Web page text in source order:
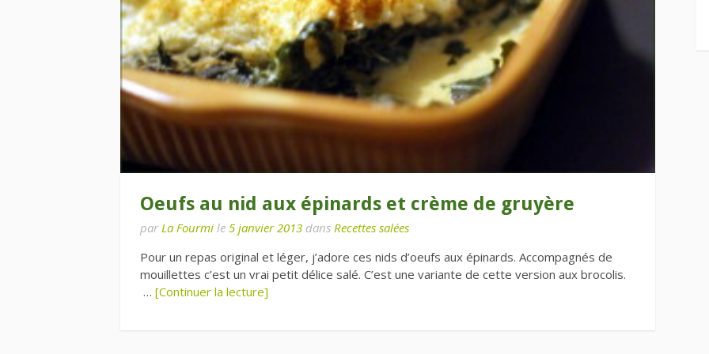
Oeufs au nid aux épinards et crème de gruyère
par La Fourmi le 5 janvier 2013 dans Recettes salées
Pour un repas original et léger, j’adore ces nids d’oeufs aux épinards. Accompagnés de
mouillettes c’est un vrai petit délice salé. C’est une variante de cette version aux brocolis.
… [Continuer la lecture]